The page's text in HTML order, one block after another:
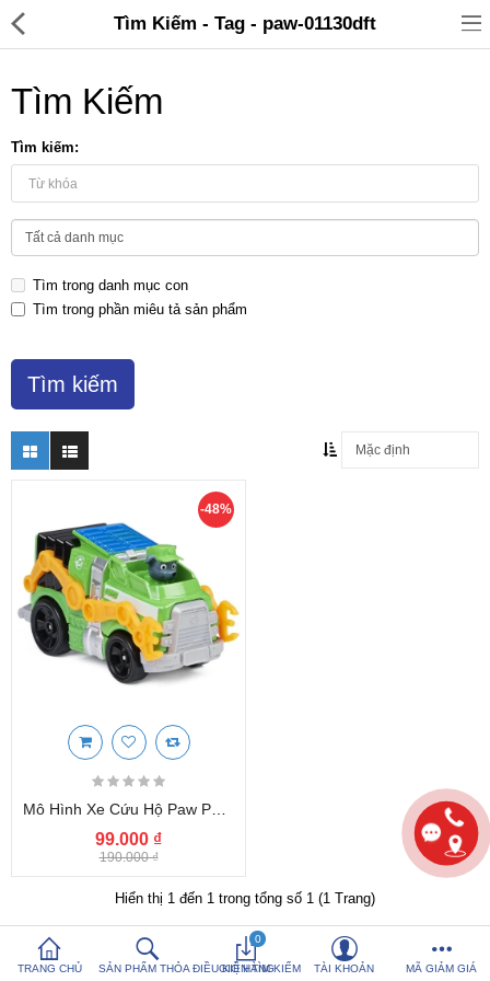
Điện gia dụng
Đồ tiện ích
Sản phẩm khác
Tin tức
So sánh sản
phẩm (%s)
Yêu thích (0)
Hotline: 0816 505 655
Tải App SanHangRe nhận Quà
TRANG CHỦ SẢN PHẨM THỎA ĐIỀU KIỆN TÌM KIẾM
0
GIỎ HÀNG TÀI KHOẢN MÃ GIẢM GIÁ
Tìm Kiếm - Tag - paw-01130dft
Tìm Kiếm
Tìm kiếm:
Tìm trong danh mục con
Tìm trong phần miêu tả sản phẩm
-48%
99.000 ₫
190.000 ₫
Hiển thị 1 đến 1 trong tổng số 1 (1 Trang)